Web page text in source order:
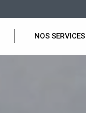
NOS SERVICES